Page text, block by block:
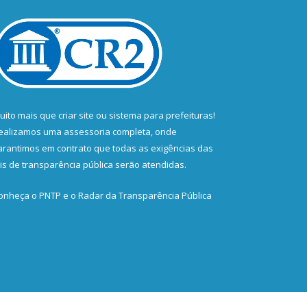
mais que criar site ou sistema para prefeituras!
uma assessoria completa, onde
em contrato que todas as exigências das
de transparência pública serão atendidas.
o PNTP e o Radar da Transparência Pública